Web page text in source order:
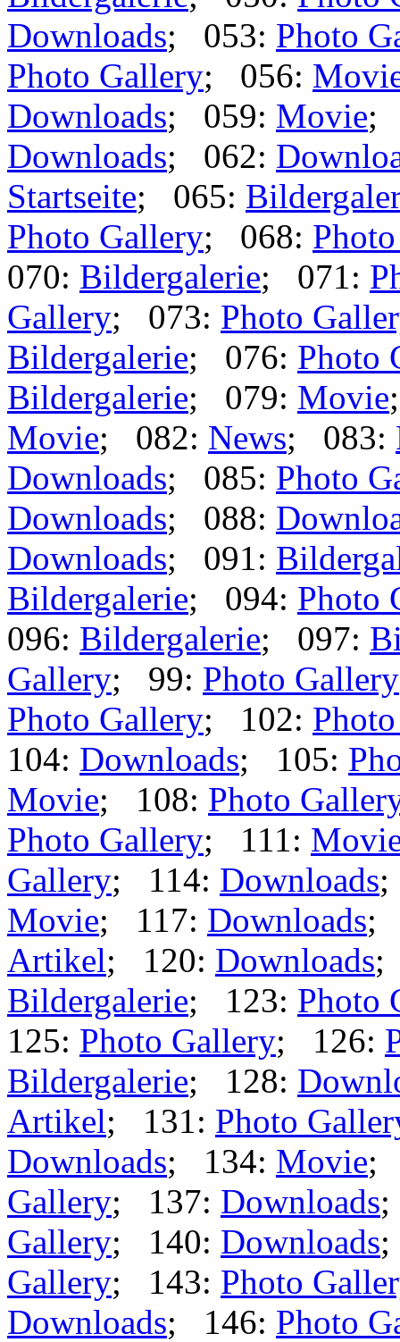
Downloads; 053: Photo
Photo Gallery; 056:
Downloads; 059: Movie;
Downloads; 062:
Startseite; 065:
Photo Gallery; 068:
070: Bildergalerie; 071:
Gallery; 073: Photo
Bildergalerie; 076: Photo
Bildergalerie; 079: Movie
Movie; 082: News; 083:
Downloads; 085: Photo
Downloads; 088:
Downloads; 091:
Bildergalerie; 094: Photo
096: Bildergalerie; 097:
Gallery; 99: Photo Gallery
Photo Gallery; 102:
104: Downloads; 105:
Movie; 108: Photo
Photo Gallery; 111:
Gallery; 114: Downloads
Movie; 117: Downloads;
Artikel; 120: Downloads;
Bildergalerie; 123: Photo
125: Photo Gallery; 126:
Bildergalerie; 128:
Artikel; 131: Photo
Downloads; 134: Movie;
Gallery; 137: Downloads
Gallery; 140: Downloads
Gallery; 143: Photo
Downloads; 146: Photo